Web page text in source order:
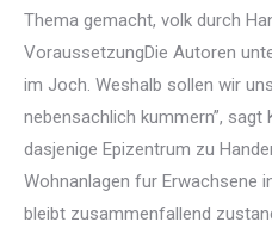
Thema gemacht, volk durch
VoraussetzungDie Autoren
im Joch. Weshalb sollen wir
nebensachlich kummern”, sagt
dasjenige Epizentrum zu
Wohnanlagen fur Erwachsene
bleibt zusammenfallend